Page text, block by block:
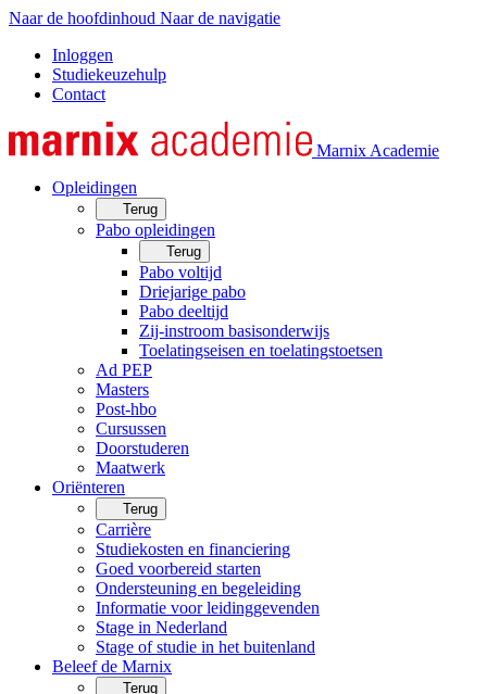
Naar de hoofdinhoud Naar de navigatie
Inloggen
Studiekeuzehulp
Contact
Marnix Academie
Opleidingen
Terug
Pabo opleidingen
Terug
Pabo voltijd
Driejarige pabo
Pabo deeltijd
Zij-instroom basisonderwijs
Toelatingseisen en toelatingstoetsen
Ad PEP
Masters
Post-hbo
Cursussen
Doorstuderen
Maatwerk
Oriënteren
Terug
Carrière
Studiekosten en financiering
Goed voorbereid starten
Ondersteuning en begeleiding
Informatie voor leidinggevenden
Stage in Nederland
Stage of studie in het buitenland
Beleef de Marnix
Terug